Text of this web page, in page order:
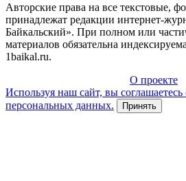
Авторские права на все текстовые,
принадлежат редакции интернет-
Байкальский». При полном или
материалов обязательна
1baikal.ru.
О проекте
Используя наш сайт, вы
персональных данных.
Принять